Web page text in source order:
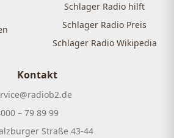
Schlager Radio hilft
Schlager Radio Preis
Schlager Radio Wikipedia
Kontakt
– 79 89 99
Straße 43-44